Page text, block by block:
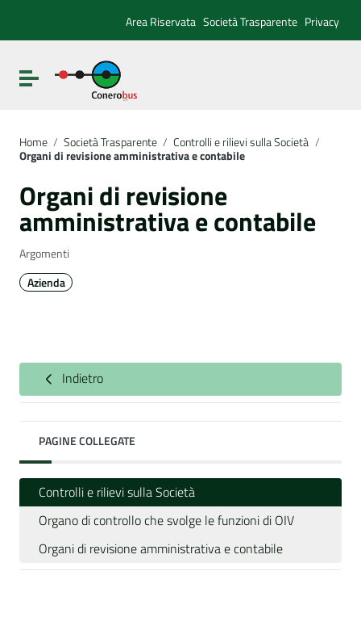
Vai al menu di navigazione
Vai al footer
Area Riservata Società Trasparente Privacy
Attiva / disattiva la navigazione
Home / Società Trasparente / Controlli e rilievi sulla Società /
Organi di revisione amministrativa e contabile
Organi di revisione
amministrativa e contabile
Argomenti
Azienda
Indietro
PAGINE COLLEGATE
Controlli e rilievi sulla Società
Organo di controllo che svolge le funzioni di OIV
Organi di revisione amministrativa e contabile